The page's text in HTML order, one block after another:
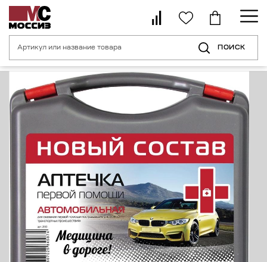
ПОИСК
Главная страница Средства индивидуальной безопасности